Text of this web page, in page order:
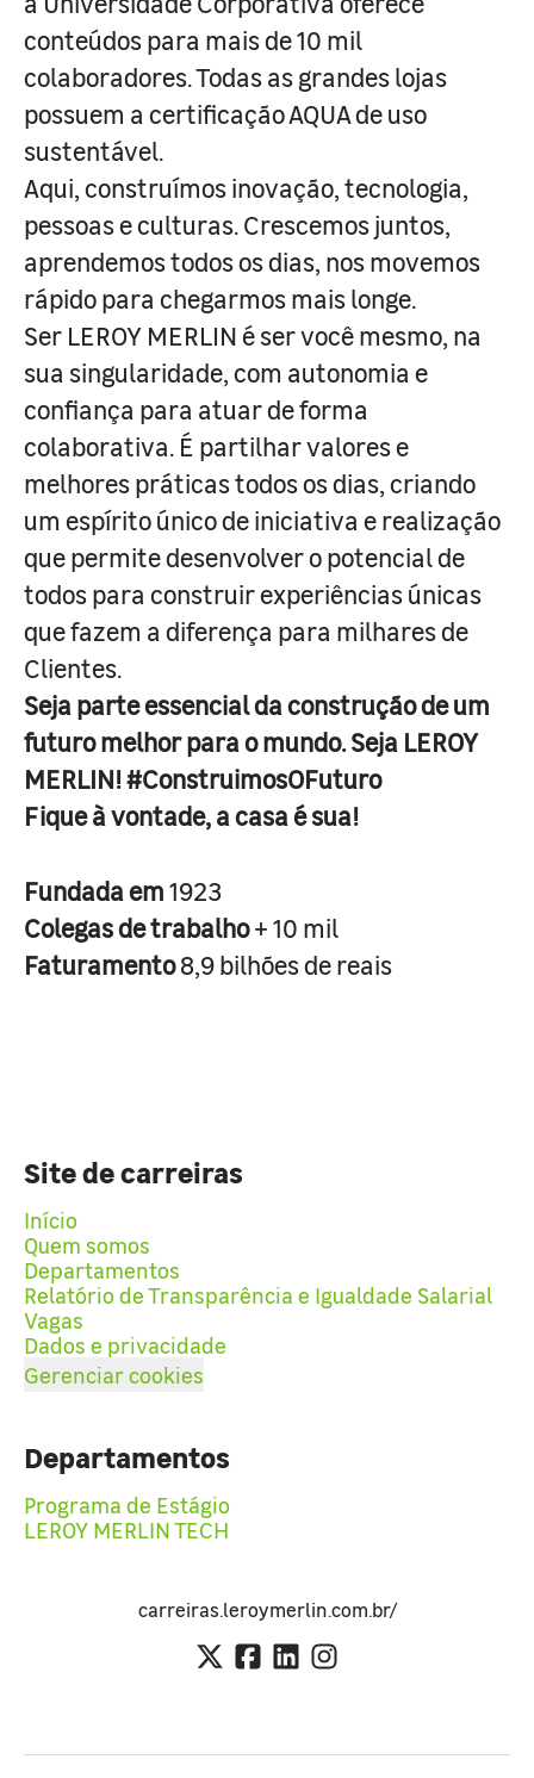
conteúdos para mais de 10 mil
colaboradores. Todas as grandes lojas
possuem a certificação AQUA de uso
sustentável.
Aqui, construímos inovação, tecnologia,
pessoas e culturas. Crescemos juntos,
aprendemos todos os dias, nos movemos
rápido para chegarmos mais longe.
Ser LEROY MERLIN é ser você mesmo, na
sua singularidade, com autonomia e
confiança para atuar de forma
colaborativa. É partilhar valores e
melhores práticas todos os dias, criando
um espírito único de iniciativa e realização
que permite desenvolver o potencial de
todos para construir experiências únicas
que fazem a diferença para milhares de
Clientes.
Seja parte essencial da construção de um
futuro melhor para o mundo. Seja LEROY
MERLIN! #ConstruimosOFuturo
Fique à vontade, a casa é sua!
Fundada em1923
Colegas de trabalho+ 10 mil
Faturamento8,9 bilhões de reais
Site de carreiras
Início
Quem somos
Departamentos
Relatório de Transparência e Igualdade Salarial
Vagas
Dados e privacidade
Gerenciar cookies
Departamentos
Programa de Estágio
LEROY MERLIN TECH
carreiras.leroymerlin.com.br/